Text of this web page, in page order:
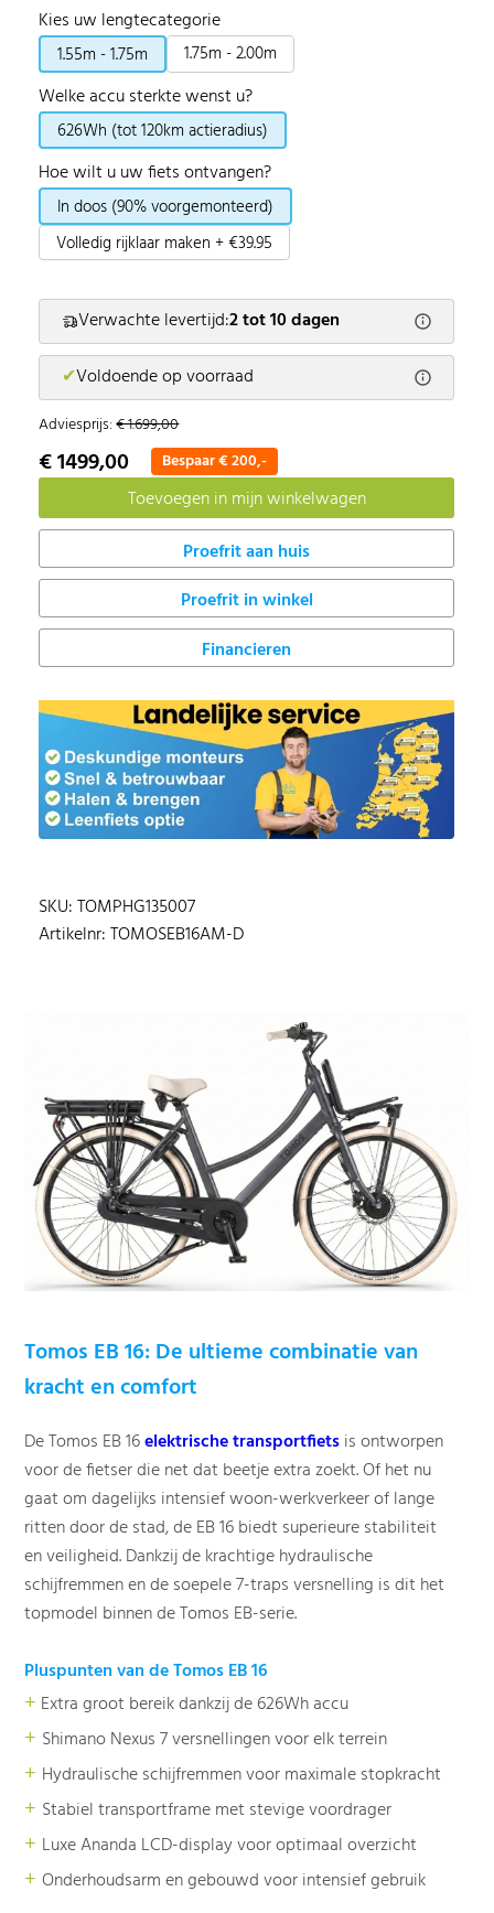
Kies uw lengtecategorie
1.55m - 1.75m 1.75m - 2.00m
Welke accu sterkte wenst u?
626Wh (tot 120km actieradius)
Hoe wilt u uw fiets ontvangen?
In doos (90% voorgemonteerd)
Volledig rijklaar maken + €39.95
Verwachte levertijd:2 tot 10 dagen
✔Voldoende op voorraad
Adviesprijs:€ 1.699,00
€ 1499,00 Bespaar € 200,-
Proefrit in winkel
Financieren
SKU: TOMPHG135007
Artikelnr: TOMOSEB16AM-D
Tomos EB 16: De ultieme combinatie van
kracht en comfort
De Tomos EB 16elektrische transportfietsis ontworpen
voor de fietser die net dat beetje extra zoekt. Of het nu
gaat om dagelijks intensief woon-werkverkeer of lange
ritten door de stad, de EB 16 biedt superieure stabiliteit
en veiligheid. Dankzij de krachtige hydraulische
schijfremmen en de soepele 7-traps versnelling is dit het
topmodel binnen de Tomos EB-serie.
Pluspunten van de Tomos EB 16
+ Extra groot bereik dankzij de 626Wh accu
+ Shimano Nexus 7 versnellingen voor elk terrein
+ Hydraulische schijfremmen voor maximale stopkracht
+ Stabiel transportframe met stevige voordrager
+ Luxe Ananda LCD-display voor optimaal overzicht
+Onderhoudsarm en gebouwd voor intensief gebruik